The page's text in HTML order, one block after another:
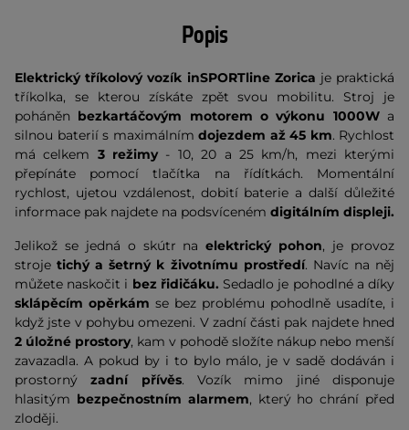
Popis
Elektrický tříkolový vozík inSPORTline Zorica je praktická
tříkolka, se kterou získáte zpět svou mobilitu. Stroj je
poháněn bezkartáčovým motorem o výkonu 1000Wa
silnou baterií s maximálním dojezdem až 45 km. Rychlost
má celkem 3 režimy - 10, 20 a 25 km/h, mezi kterými
přepínáte pomocí tlačítka na řídítkách. Momentální
rychlost, ujetou vzdálenost, dobití baterie a další důležité
informace pak najdete na podsvíceném digitálním displeji.
Jelikož se jedná o skútr naelektrický pohon, je provoz
strojetichý a šetrný k životnímu prostředí. Navíc na něj
můžete naskočit i bez řidičáku. Sedadlo je pohodlné a díky
sklápěcím opěrkám se bez problému pohodlně usadíte, i
když jste v pohybu omezeni. V zadní části pak najdete hned
2 úložné prostory, kam v pohodě složíte nákup nebo menší
zavazadla. A pokud by i to bylo málo, je v sadě dodáván i
prostornýzadní přívěs. Vozík mimo jiné disponuje
hlasitým bezpečnostním alarmem, který ho chrání před
zloději.